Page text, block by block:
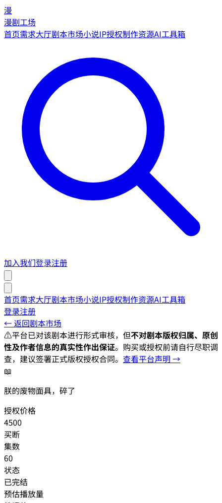
漫
漫剧工场
首页需求大厅剧本市场小说IP授权制作资源AI工具箱
加入我们登录注册
首页需求大厅剧本市场小说IP授权制作资源AI工具箱
登录注册
← 返回剧本市场
⚠️平台已对该剧本进行形式审核，但不对剧本版权归属、原创
性及作者信息的真实性作出保证。购买或授权前请自行尽职调
查，建议签署正式版权授权合同。 查看平台声明 →
📖
朕的废物面具，碎了
授权价格
4500
买断
集数
60
状态
已完结
预估播放量